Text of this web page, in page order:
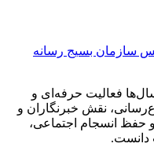
سازمان بسیج رسانه
فعالیت حرفه‌ای و
نقش خبرنگاران و
و حفظ انسجام اجتماعی،
دانست.